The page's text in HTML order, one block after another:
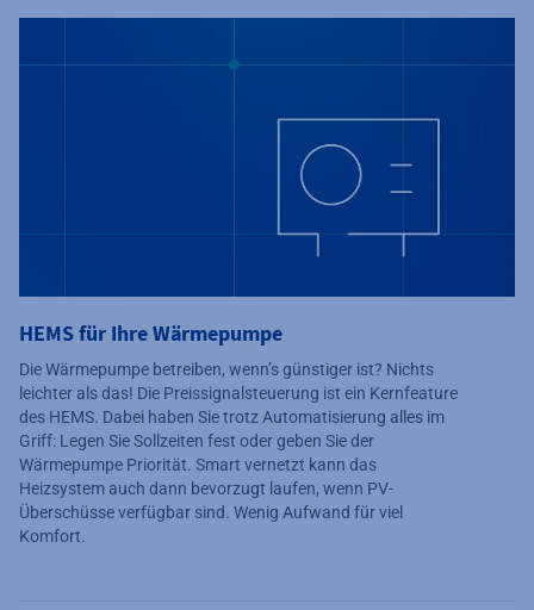
HEMS für Ihre Wärmepumpe
Die Wärmepumpe betreiben, wenn’s günstiger ist? Nichts
leichter als das! Die Preissignalsteuerung ist ein Kernfeature
des HEMS. Dabei haben Sie trotz Automatisierung alles im
Griff: Legen Sie Sollzeiten fest oder geben Sie der
Wärmepumpe Priorität. Smart vernetzt kann das
Heizsystem auch dann bevorzugt laufen, wenn PV-
Überschüsse verfügbar sind. Wenig Aufwand für viel
Komfort.